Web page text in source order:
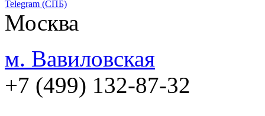
Telegram (СПБ)
Москва
м. Вавиловская
+7 (499) 132-87-32